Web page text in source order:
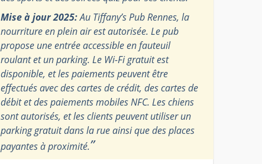
Mise à jour 2025:Au Tiffany’s Pub Rennes, la
nourriture en plein air est autorisée. Le pub
propose une entrée accessible en fauteuil
roulant et un parking. Le Wi-Fi gratuit est
disponible, et les paiements peuvent être
effectués avec des cartes de crédit, des cartes de
débit et des paiements mobiles NFC. Les chiens
sont autorisés, et les clients peuvent utiliser un
parking gratuit dans la rue ainsi que des places
payantes à proximité.”